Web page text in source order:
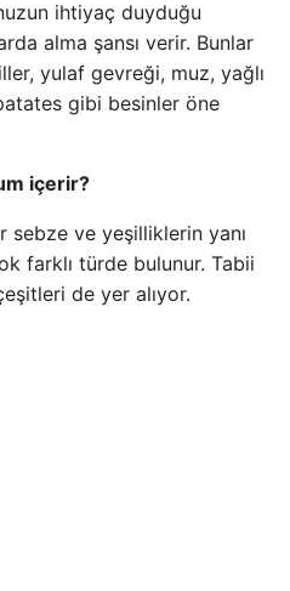
ihtiyaç duyduğu
alma şansı verir. Bunlar
yulaf gevreği, muz, yağlı
gibi besinler öne
içerir?
sebze ve yeşilliklerin yanı
farklı türde bulunur. Tabii
de yer alıyor.